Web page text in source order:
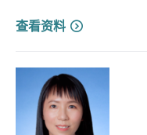
查看资料